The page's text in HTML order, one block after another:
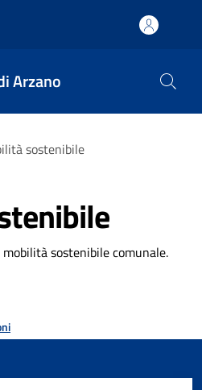
Arzano
sostenibile
sostenibile comunale.